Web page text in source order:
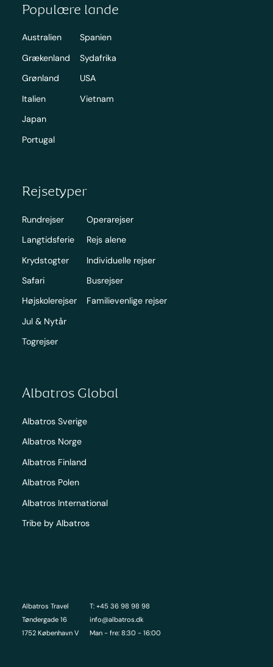
Populære lande
Australien
Grækenland
Grønland
Italien
Japan
Portugal
Spanien
Sydafrika
USA
Vietnam
Albatros Travel
Tøndergade 16
1752 København V
T: +45 36 98 98 98
info@albatros.dk
Man - fre: 8:30 - 16:00
Rejsetyper
Rundrejser
Langtidsferie
Krydstogter
Safari
Højskolerejser
Jul & Nytår
Togrejser
Operarejser
Rejs alene
Individuelle rejser
Busrejser
Familievenlige rejser
Albatros Global
Albatros Sverige
Albatros Norge
Albatros Finland
Albatros Polen
Albatros International
Tribe by Albatros